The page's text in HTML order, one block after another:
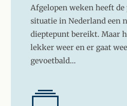
Afgelopen weken heeft
situatie in Nederland een
dieptepunt bereikt. Maar
lekker weer en er gaat
gevoetbald…